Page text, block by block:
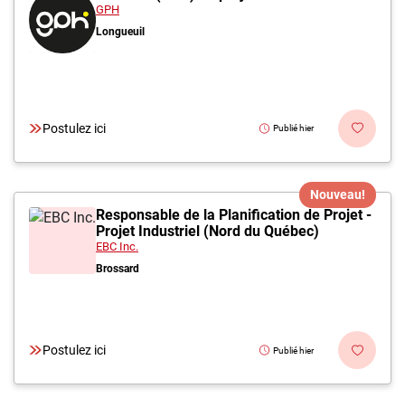
GPH
Longueuil
Postulez ici Publié hier
Nouveau!
Responsable de la Planification de Projet -
Projet Industriel (Nord du Québec)
EBC Inc.
Brossard
Postulez ici Publié hier